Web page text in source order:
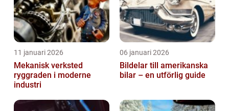
11 januari 2026
Mekanisk verksted
ryggraden i moderne
industri
06 januari 2026
Bildelar till amerikanska
bilar – en utförlig guide